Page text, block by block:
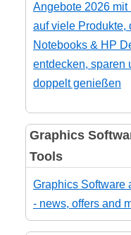
Angebote 2026
auf viele Produkte,
Notebooks & HP
entdecken, sparen
doppelt genießen
Graphics
Tools
Graphics Software
- news, offers and